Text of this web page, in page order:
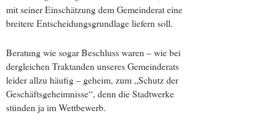
mit seiner Einschätzung dem Gemeinderat eine
breitere Entscheidungsgrundlage liefern soll.
Beratung wie sogar Beschluss waren – wie bei
dergleichen Traktanden unseres Gemeinderats
leider allzu häufig – geheim, zum „Schutz der
Geschäftsgeheimnisse“, denn die Stadtwerke
stünden ja im Wettbewerb.